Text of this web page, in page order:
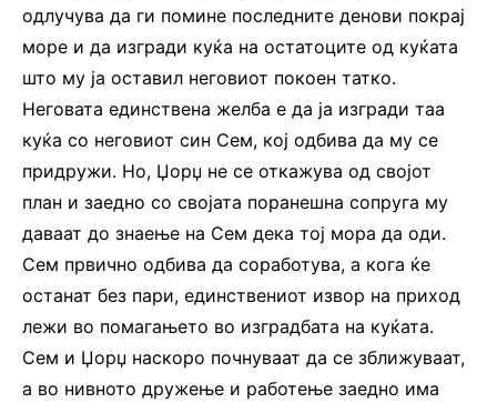
одлучува да ги помине последните денови покрај
море и да изгради куќа на остатоците од куќата
што му ја оставил неговиот покоен татко.
Неговата единствена желба е да ја изгради таа
куќа со неговиот син Сем, кој одбива да му се
придружи. Но, Џорџ не се откажува од својот
план и заедно со својата поранешна сопруга му
даваат до знаење на Сем дека тој мора да оди.
Сем првично одбива да соработува, а кога ќе
останат без пари, единствениот извор на приход
лежи во помагањето во изградбата на куќата.
Сем и Џорџ наскоро почнуваат да се зближуваат,
а во нивното дружење и работење заедно има